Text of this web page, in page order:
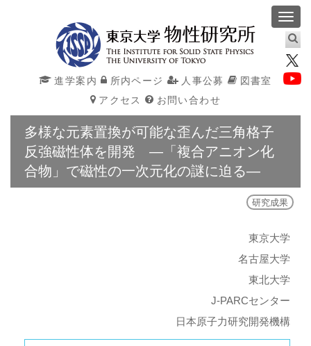
進学案内 所内ページ 人事公募
図書室
アクセス
お問い合わせ
多様な元素置換が可能な歪んだ三角格子
反強磁性体を開発 ―「複合アニオン化
合物」で磁性の一次元化の謎に迫る―
研究成果
東京大学
名古屋大学
東北大学
J-PARCセンター
日本原子力研究開発機構